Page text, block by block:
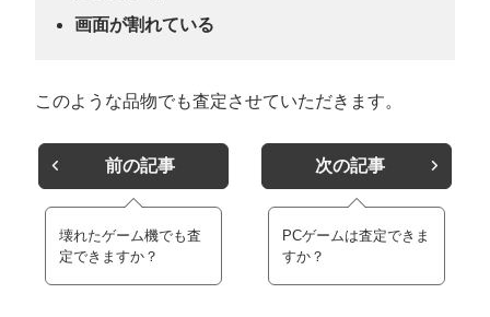
画面が割れている
このような品物でも査定させていただきます。
前の記事
壊れたゲーム機でも査
定できますか？
次の記事
PCゲームは査定できま
すか？